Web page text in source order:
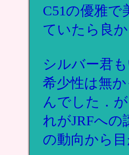
C51の優雅
ていたら良
シルバー君
希少性は無
んでした．
れがJRFへ
の動向から